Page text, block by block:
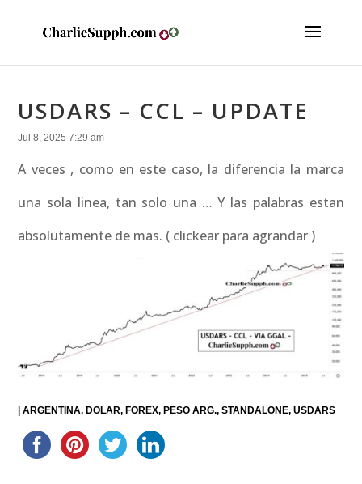
USDARS – CCL – UPDATE
Jul 8, 2025 7:29 am
A veces , como en este caso, la diferencia la marca
una sola linea, tan solo una … Y las palabras estan
absolutamente de mas. ( clickear para agrandar )
|ARGENTINA DOLAR FOREX PESO ARG. STANDALONE USDARS